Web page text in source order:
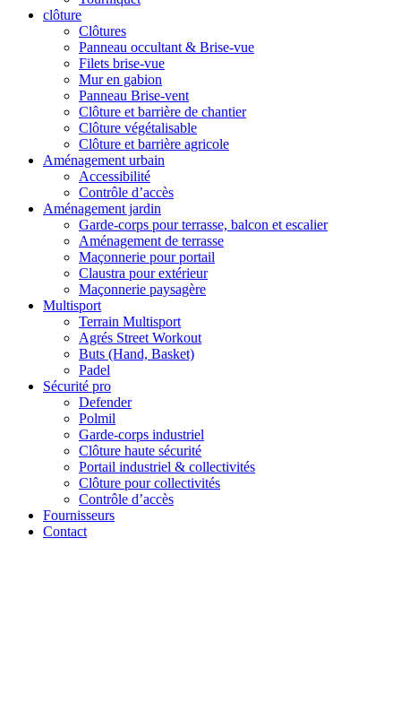
clôture
Clôtures
Panneau occultant & Brise-vue
Filets brise-vue
Mur en gabion
Panneau Brise-vent
Clôture et barrière de chantier
Clôture végétalisable
Clôture et barrière agricole
Aménagement urbain
Accessibilité
Contrôle d’accès
Aménagement jardin
Garde-corps pour terrasse, balcon et escalier
Aménagement de terrasse
Maçonnerie pour portail
Claustra pour extérieur
Maçonnerie paysagère
Multisport
Terrain Multisport
Agrés Street Workout
Buts (Hand, Basket)
Padel
Sécurité pro
Defender
Polmil
Garde-corps industriel
Clôture haute sécurité
Portail industriel & collectivités
Clôture pour collectivités
Contrôle d’accès
Fournisseurs
Contact